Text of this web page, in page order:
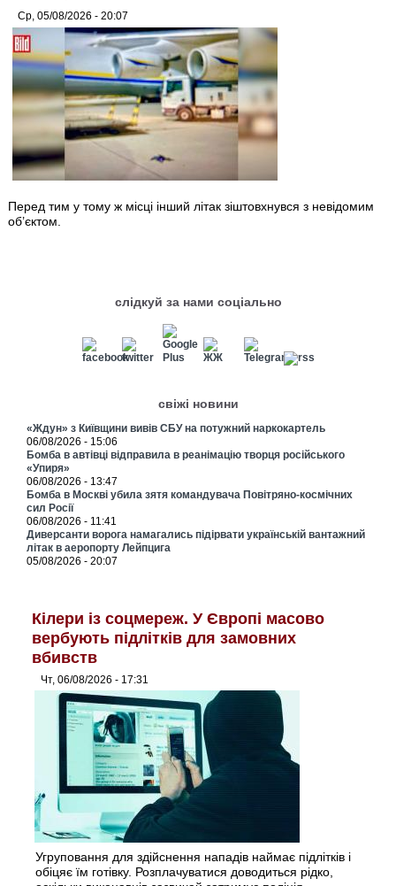
Ср, 05/08/2026 - 20:07
Перед тим у тому ж місці інший літак зіштовхнувся з невідомим
об’єктом.
слідкуй за нами соціально
свіжі новини
«Ждун» з Київщини вивів СБУ на потужний наркокартель
06/08/2026 - 15:06
Бомба в автівці відправила в реанімацію творця російського
«Упиря»
06/08/2026 - 13:47
Бомба в Москві убила зятя командувача Повітряно-космічних
сил Росії
06/08/2026 - 11:41
Диверсанти ворога намагались підірвати українській вантажний
літак в аеропорту Лейпцига
05/08/2026 - 20:07
Кілери із соцмереж. У Європі масово
вербують підлітків для замовних
вбивств
Чт, 06/08/2026 - 17:31
Угруповання для здійснення нападів наймає підлітків і
обіцяє їм готівку. Розплачуватися доводиться рідко,